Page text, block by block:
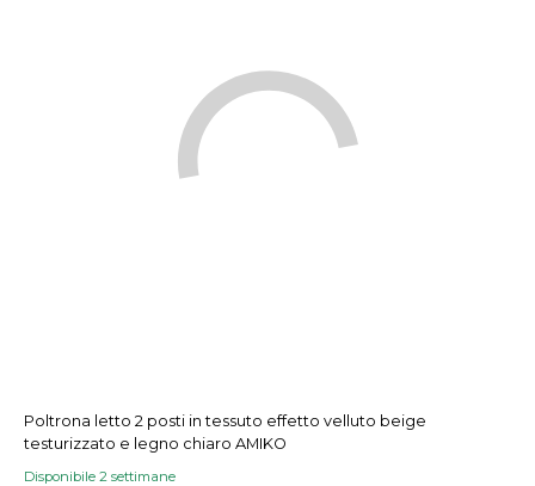
Poltrona letto 2 posti in tessuto effetto velluto beige
testurizzato e legno chiaro AMIKO
Disponibile 2 settimane